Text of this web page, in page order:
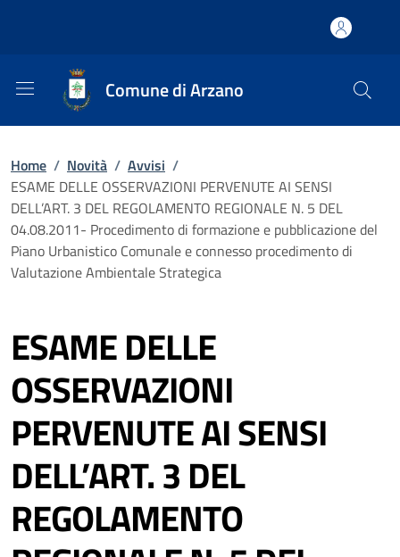
Comune di Arzano
Home / Novità / Avvisi /
ESAME DELLE OSSERVAZIONI PERVENUTE AI SENSI
DELL’ART. 3 DEL REGOLAMENTO REGIONALE N. 5 DEL
04.08.2011- Procedimento di formazione e pubblicazione del
Piano Urbanistico Comunale e connesso procedimento di
Valutazione Ambientale Strategica
ESAME DELLE
OSSERVAZIONI
PERVENUTE AI SENSI
DELL’ART. 3 DEL
REGOLAMENTO